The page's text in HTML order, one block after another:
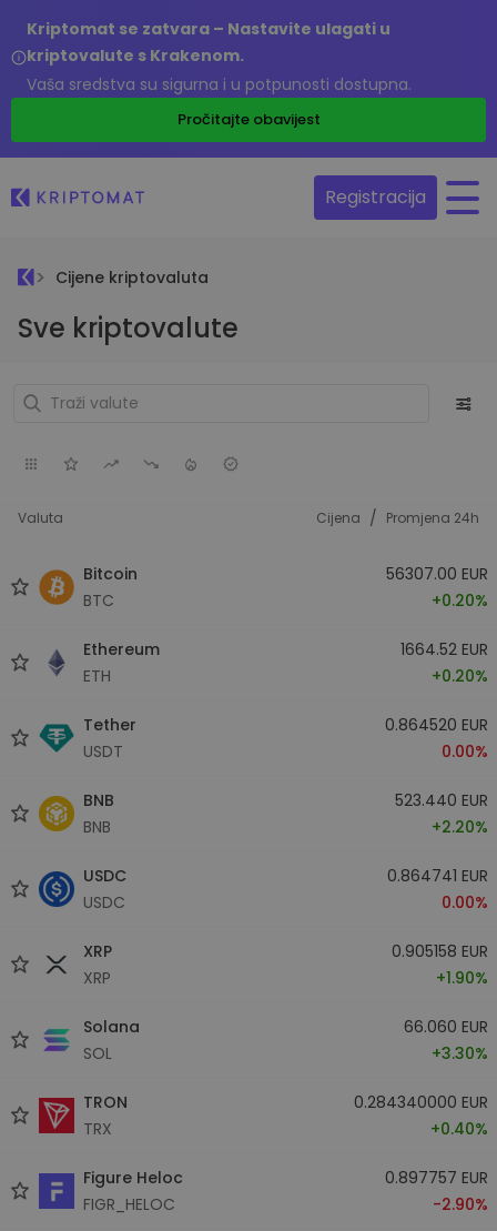
Kriptomat se zatvara – Nastavite ulagati u
kriptovalute s Krakenom.
Vaša sredstva su sigurna i u potpunosti dostupna.
Pročitajte obavijest
Registracija
Cijene kriptovaluta
Sve kriptovalute
Valuta Cijena / Promjena 24h
Bitcoin
BTC
56307.00 EUR
+0.20%
Ethereum
ETH
1664.52 EUR
+0.20%
Tether
USDT
0.864520 EUR
0.00%
BNB
BNB
523.440 EUR
+2.20%
USDC
USDC
0.864741 EUR
0.00%
XRP
XRP
0.905158 EUR
+1.90%
Solana
SOL
66.060 EUR
+3.30%
TRON
TRX
0.284340000 EUR
+0.40%
Figure Heloc
FIGR_HELOC
0.897757 EUR
-2.90%